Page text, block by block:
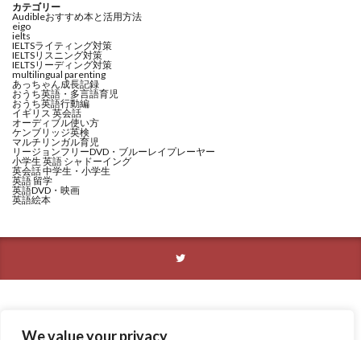
We value your privacy
カテゴリー
Audibleおすすめ本と活用方法
eigo
ielts
IELTSライティング対策
IELTSリスニング対策
IELTSリーディング対策
multilingual parenting
あっちゃん成長記録
おうち英語・多言語育児
おうち英語行動編
イギリス 英会話
オーディブル使い方
ケンブリッジ英検
マルチリンガル育児
リージョンフリーDVD・ブルーレイプレーヤー
小学生 英語 シャドーイング
英会話 中学生・小学生
英語 留学
英語DVD・映画
英語絵本